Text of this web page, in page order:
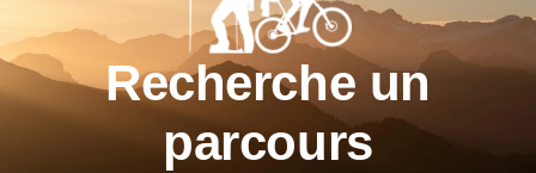
Recherche un
parcours